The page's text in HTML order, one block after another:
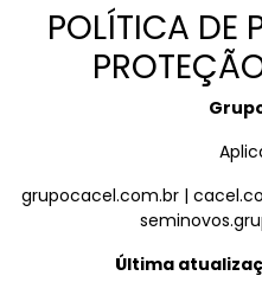
POLÍTICA DE
grupocacel.com.br |
Última